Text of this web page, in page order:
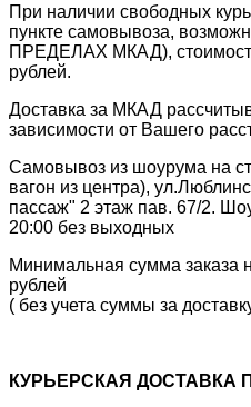
При наличии свободных
пункте самовывоза,
ПРЕДЕЛАХ МКАД),
рублей.
Доставка за МКАД
зависимости от Вашего
Самовывоз из шоурума на
вагон из центра),
пассаж" 2 этаж пав. 67/2.
20:00 без выходных
Минимальная сумма заказа
рублей
( без учета суммы за
КУРЬЕРСКАЯ ДОСТАВКА